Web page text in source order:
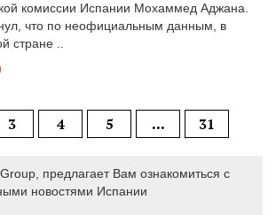
комиссии Испании Мохаммед Аджана.
что по неофициальным данным, в
стране ..
3 4 5 ... 31
предлагает Вам ознакомиться с
новостями Испании